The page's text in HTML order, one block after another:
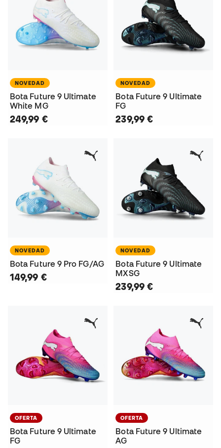
NOVEDAD
Bota Future 9 Ultimate
White MG
249,99 €
NOVEDAD
Bota Future 9 Ultimate
FG
239,99 €
NOVEDAD
Bota Future 9 Pro FG/AG
149,99 €
NOVEDAD
Bota Future 9 Ultimate
MXSG
239,99 €
OFERTA
Bota Future 9 Ultimate
FG
OFERTA
Bota Future 9 Ultimate
AG